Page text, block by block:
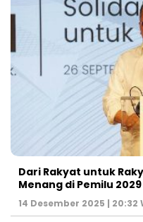
Dari Rakyat untuk
Menang di Pemilu 2029
14 Desember 2025 | 20:32